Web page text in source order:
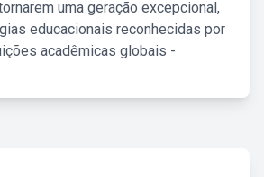
uma geração excepcional,
educacionais reconhecidas por
acadêmicas globais -